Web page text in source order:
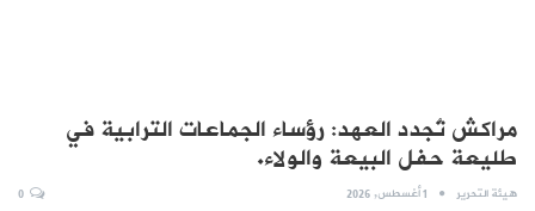
مراكش تُجدد العهد: رؤساء الجماعات الترابية في
طليعة حفل البيعة والولاء.
هيئة التحرير 1 أغسطس, 2026